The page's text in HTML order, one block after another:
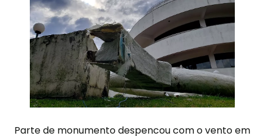
Parte de monumento despencou com o vento em